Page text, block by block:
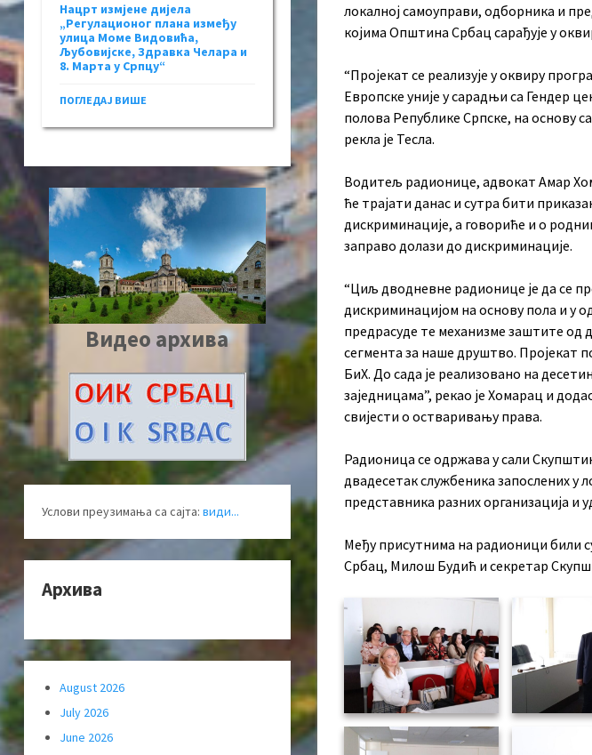
локалној самоуправи, одборника и
којима Општина Србац сарађује у
“Пројекат се реализује у оквиру
Европске уније у сарадњи са Гендер
полова Републике Српске, на основу
рекла је Тесла.
Водитељ радионице, адвокат Амар
ће трајати данас и сутра бити
дискриминације, а говориће и о
заправо долази до дискриминације.
“Циљ дводневне радионице је да се
дискриминацијом на основу пола и у
предрасуде те механизме заштите од
сегмента за наше друштво. Пројекат
БиХ. До сада је реализовано на
заједницама”, рекао је Хомарац и
свијести о остваривању права.
Радионица се одржава у сали
двадесетак службеника запослених у
представника разних организација и
Међу присутнима на радионици били
Србац, Милош Будић и секретар
Нацрт измјене дијела
„Регулационог плана између
улица Моме Видовића,
Љубовијске, Здравка Челара и
8. Марта у Српцу“
ПОГЛЕДАЈ ВИШЕ
Видео архива
Услови преузимања са сајта: види...
Архива
August 2026
July 2026
June 2026